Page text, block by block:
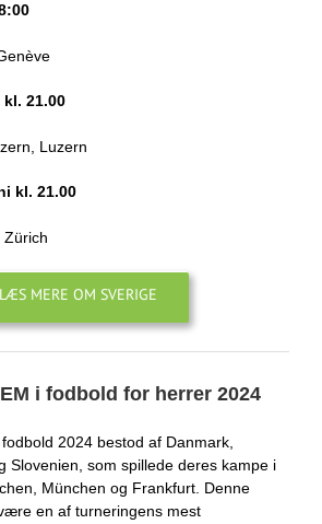
21.00
Luzern
kl. 21.00
Zürich
LÆS MERE OM SVERIGE
i fodbold for herrer 2024
2024 bestod af Danmark,
Slovenien, som spillede deres kampe i
München og Frankfurt. Denne
en af turneringens mest